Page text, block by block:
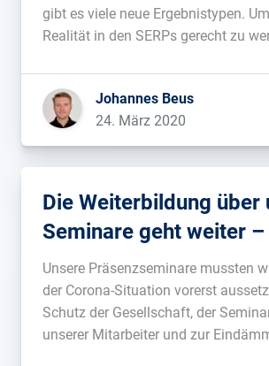
gibt es viele neue Ergebnistypen.
Realität in den SERPs gerecht zu
Johannes Beus
24. März 2020
Die Weiterbildung über
Seminare geht weiter –
zwar ONLINE!
Unsere Präsenzseminare mussten
der Corona-Situation vorerst
Schutz der Gesellschaft, der
unserer Mitarbeiter und zur